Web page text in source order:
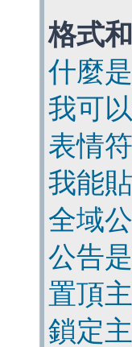
格式
什麼
我可
表情
我能
全域
公告
置頂
鎖定